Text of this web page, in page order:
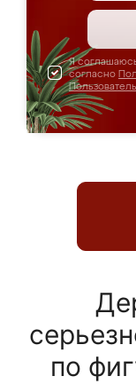
Я
согласно
по